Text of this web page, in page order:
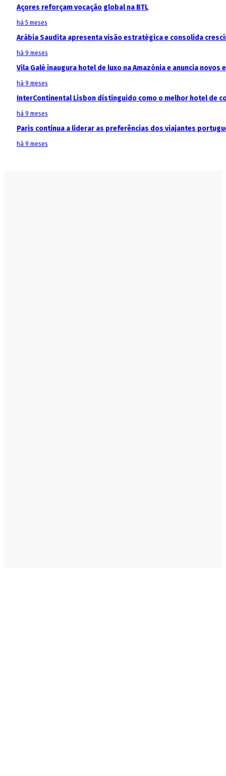
Açores reforçam vocação global na BTL
há 5 meses
Arábia Saudita apresenta visão estratégica e consolida
há 9 meses
Vila Galé inaugura hotel de luxo na Amazónia e anuncia
há 9 meses
InterContinental Lisbon distinguido como o melhor hotel de
há 9 meses
Paris continua a liderar as preferências dos viajantes
há 9 meses